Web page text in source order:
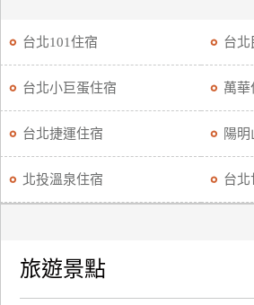
商
作
旅
劃
台北101住宿 台北
台北小巨蛋住宿 萬華
台北捷運住宿 陽
北投溫泉住宿 台北
旅遊景點